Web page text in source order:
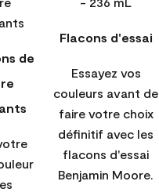
de
Flacons d'essai
Essayez vos
couleurs avant de
faire votre choix
définitif avec les
flacons d'essai
Benjamin Moore.